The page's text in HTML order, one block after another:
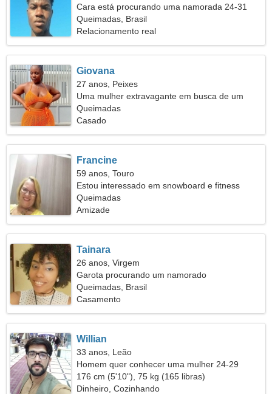
Cara está procurando uma namorada 24-31
Queimadas, Brasil
Relacionamento real
Giovana
27 anos, Peixes
Uma mulher extravagante em busca de um
relacionamento
Queimadas
Casado
Francine
59 anos, Touro
Estou interessado em snowboard e fitness
Queimadas
Amizade
Tainara
26 anos, Virgem
Garota procurando um namorado
Queimadas, Brasil
Casamento
Willian
33 anos, Leão
Homem quer conhecer uma mulher 24-29
176 cm (5'10"), 75 kg (165 libras)
Dinheiro, Cozinhando